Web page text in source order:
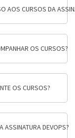
AOS CURSOS DA
OS CURSOS?
OS CURSOS?
ASSINATURA DEVOPS?